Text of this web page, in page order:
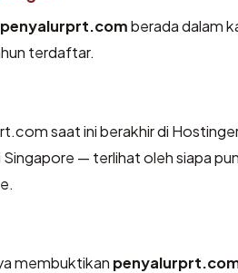
penyalurprt.comberada dalam
terdaftar.
saat ini berakhir di
— terlihat oleh siapa
membuktikan